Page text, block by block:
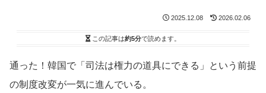
2025.12.08 2026.02.06
この記事は約5分で読めます。
通った！韓国で「司法は権力の道具にできる」という前提
の制度改変が一気に進んでいる。